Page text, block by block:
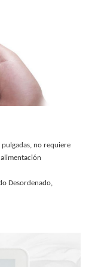
no requiere
Desordenado,